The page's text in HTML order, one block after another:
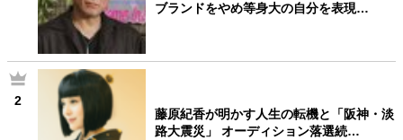
ブランドをやめ等身大の自分を表現…
2
藤原紀香が明かす人生の転機と「阪神・淡
路大震災」 オーディション落選続…